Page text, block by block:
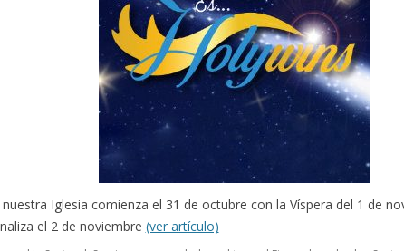
Iglesia comienza el 31 de octubre con la Víspera del 1 de
el 2 de noviembre (ver artículo)